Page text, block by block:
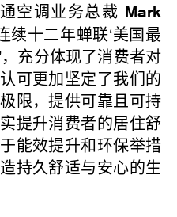
调业务总裁 Mark
续十二年蝉联‘美国最
充分体现了消费者对
可更加坚定了我们的
限，提供可靠且可持
提升消费者的居住舒
能效提升和环保举措
持久舒适与安心的生